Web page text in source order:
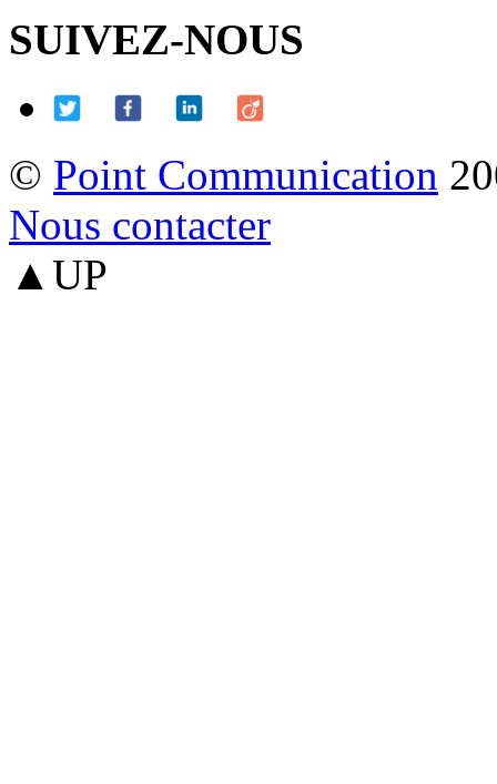
SUIVEZ-NOUS
© Point Communication
Nous contacter
▲UP